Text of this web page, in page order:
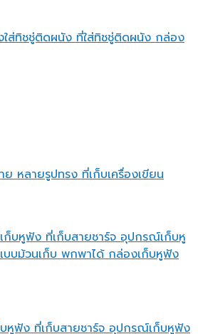
ส่ทิชชู่ติดผนัง ที่ใส่ทิชชู่ติดผนัง กล่อง
หลายรูปทรง ที่เก็บเครื่องเขียน
หูฟัง ที่เก็บสายชาร์จ อุปกรณ์เก็บหูฟัง